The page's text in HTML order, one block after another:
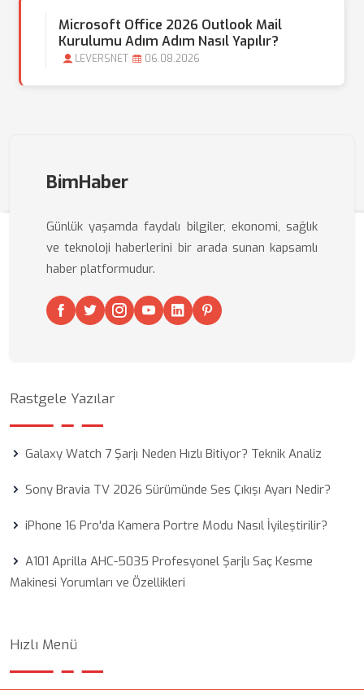
Microsoft Office 2026 Outlook Mail
Kurulumu Adım Adım Nasıl Yapılır?
LEVERSNET 06.08.2026
BimHaber
Günlük yaşamda faydalı bilgiler, ekonomi, sağlık
ve teknoloji haberlerini bir arada sunan kapsamlı
haber platformudur.
Rastgele Yazılar
Galaxy Watch 7 Şarjı Neden Hızlı Bitiyor? Teknik Analiz
Sony Bravia TV 2026 Sürümünde Ses Çıkışı Ayarı Nedir?
iPhone 16 Pro'da Kamera Portre Modu Nasıl İyileştirilir?
A101 Aprilla AHC-5035 Profesyonel Şarjlı Saç Kesme
Makinesi Yorumları ve Özellikleri
Hızlı Menü